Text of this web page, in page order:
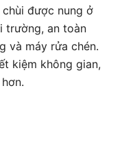
chùi được nung ở
trường, an toàn
và máy rửa chén.
kiệm không gian,